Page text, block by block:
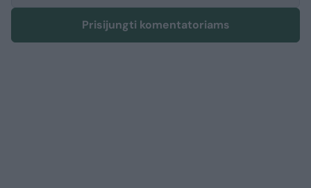
Prisijungti komentatoriams